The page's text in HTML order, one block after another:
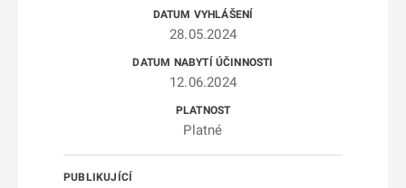
28.05.2024
12.06.2024
Platné